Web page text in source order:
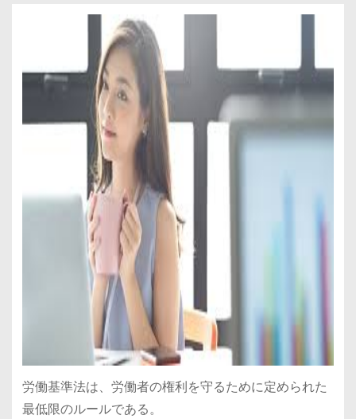
労働基準法は、労働者の権利を守るために定められた
最低限のルールである。